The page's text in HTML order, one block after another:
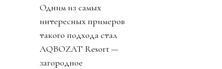
Одним из самых
интересных примеров
такого подхода стал
AQBOZAT Resort —
загородное